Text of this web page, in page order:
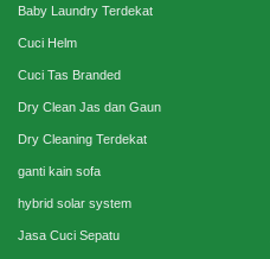
Baby Laundry Terdekat
Cuci Helm
Cuci Tas Branded
Dry Clean Jas dan Gaun
Dry Cleaning Terdekat
ganti kain sofa
hybrid solar system
Jasa Cuci Sepatu